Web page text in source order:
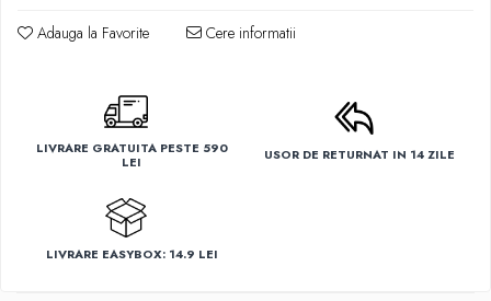
Suporti metalici cadite
Adauga la Favorite Cere informatii
LIVRARE GRATUITA PESTE 590
LEI
USOR DE RETURNAT IN 14 ZILE
LIVRARE EASYBOX: 14.9 LEI